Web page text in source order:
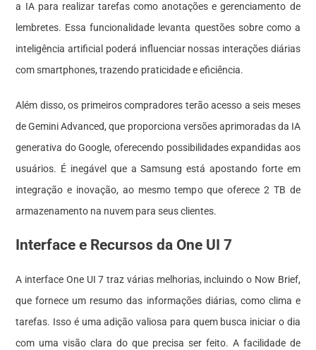
a IA para realizar tarefas como anotações e gerenciamento de
lembretes. Essa funcionalidade levanta questões sobre como a
inteligência artificial poderá influenciar nossas interações diárias
com smartphones, trazendo praticidade e eficiência.
Além disso, os primeiros compradores terão acesso a seis meses
de Gemini Advanced, que proporciona versões aprimoradas da IA
generativa do Google, oferecendo possibilidades expandidas aos
usuários. É inegável que a Samsung está apostando forte em
integração e inovação, ao mesmo tempo que oferece 2 TB de
armazenamento na nuvem para seus clientes.
Interface e Recursos da One UI 7
A interface One UI 7 traz várias melhorias, incluindo o Now Brief,
que fornece um resumo das informações diárias, como clima e
tarefas. Isso é uma adição valiosa para quem busca iniciar o dia
com uma visão clara do que precisa ser feito. A facilidade de